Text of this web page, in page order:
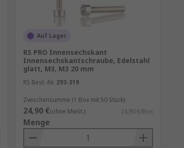
Auf Lager
RS PRO Innensechskant
Innensechskantschraube, Edelstahl
glatt, M3, M3 20 mm
RS Best.-Nr. 293-319
Zwischensumme (1 Box mit 50 Stück)
24,90 €(ohne MwSt.) 24,90 €/Box
Menge